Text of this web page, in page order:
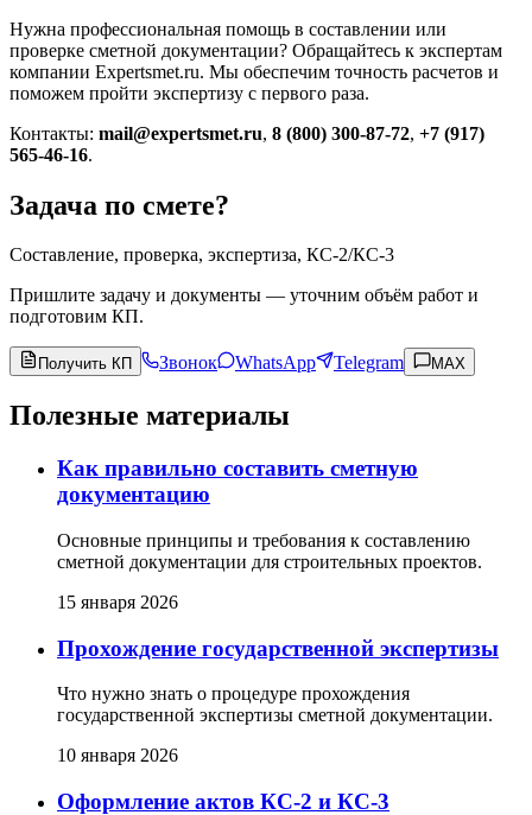
Нужна профессиональная помощь в составлении или
проверке сметной документации? Обращайтесь к экспертам
компании Expertsmet.ru. Мы обеспечим точность расчетов и
поможем пройти экспертизу с первого раза.
Контакты: mail@expertsmet.ru, 8 (800) 300-87-72, +7 (917)
565-46-16.
Задача по смете?
Составление, проверка, экспертиза, КС-2/КС-3
Пришлите задачу и документы — уточним объём работ и
подготовим КП.
Получить КП Звонок WhatsApp Telegram MAX
Полезные материалы
Как правильно составить сметную
документацию
Основные принципы и требования к составлению
сметной документации для строительных проектов.
15 января 2026
Прохождение государственной экспертизы
Что нужно знать о процедуре прохождения
государственной экспертизы сметной документации.
10 января 2026
Оформление актов КС-2 и КС-3